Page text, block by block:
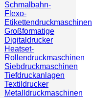
Schmalbahn-
Flexo-
Etikettendruckmaschinen
Großformatige
Digitaldrucker
Heatset-
Rollendruckmaschinen
Siebdruckmaschinen
Tiefdruckanlagen
Textildrucker
Metalldruckmaschinen